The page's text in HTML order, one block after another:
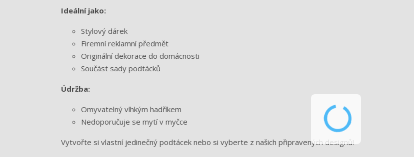
Ideální jako:
Stylový dárek
Firemní reklamní předmět
Originální dekorace do domácnosti
Součást sady podtácků
Údržba:
Omyvatelný vlhkým hadříkem
Nedoporučuje se mytí v myčce
Vytvořte si vlastní jedinečný podtácek nebo si vyberte z našich připravených designů!